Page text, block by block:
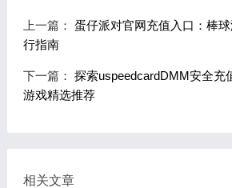
上一篇： 蛋仔派对官网充值入口：棒
行指南
下一篇： 探索uspeedcardDMM安全充
游戏精选推荐
相关文章